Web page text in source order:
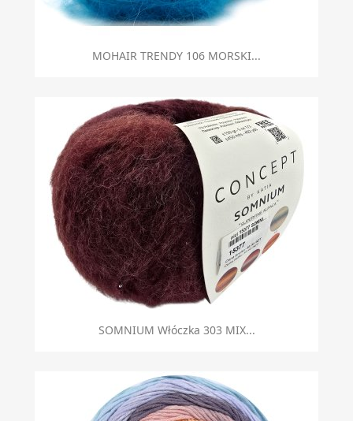
MOHAIR TRENDY 106 MORSKI...
SOMNIUM Włóczka 303 MIX...